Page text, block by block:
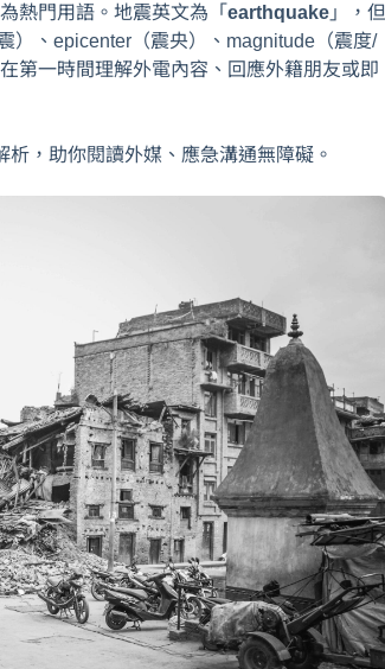
熱門用語。地震英文為「 earthquake 」，但
）、epicenter（震央）、magnitude（震度/
第一時間理解外電內容、回應外籍朋友或即
析，助你閱讀外媒、應急溝通無障礙。